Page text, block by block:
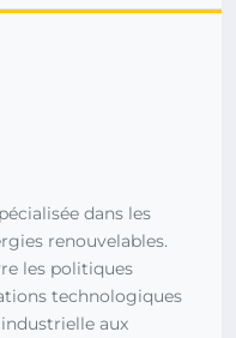
dans les
renouvelables.
les politiques
technologiques
aux